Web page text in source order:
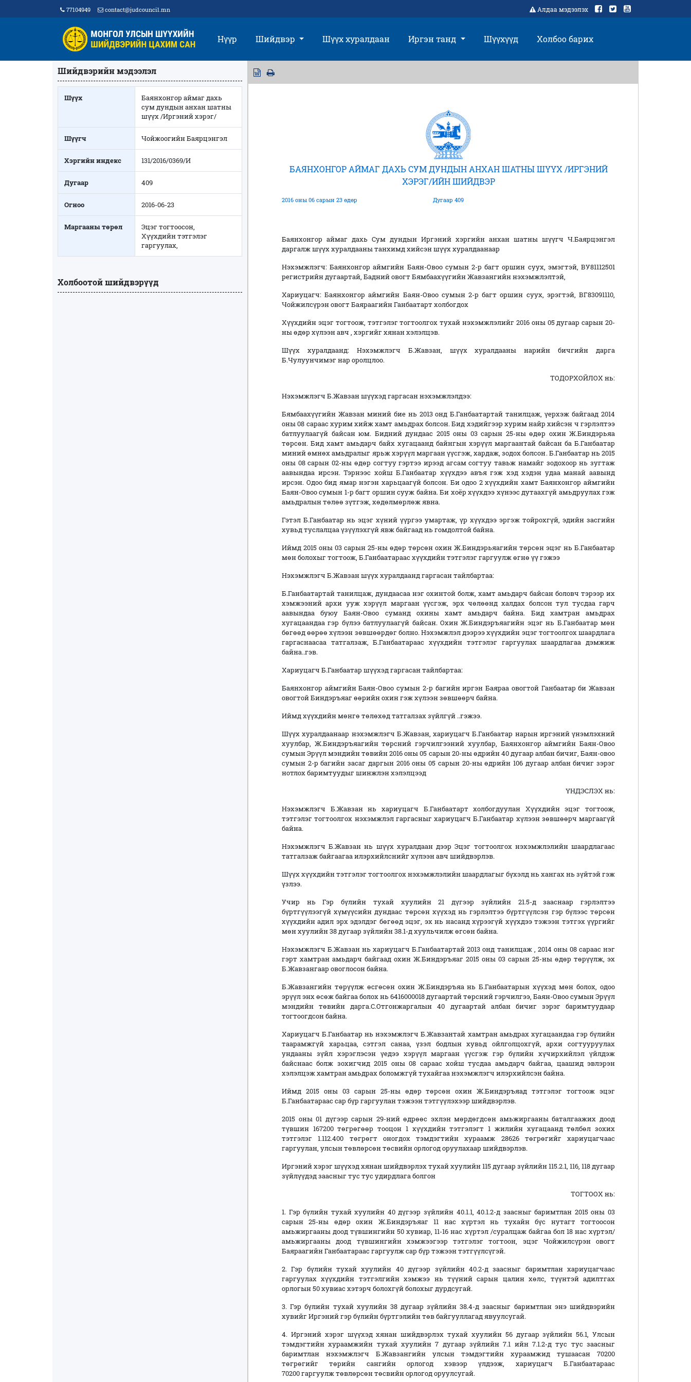
77104949 contact@judcouncil.mn Алдаа мэдээлэх
Нүүр Шийдвэр Шүүх хуралдаан Иргэн танд Шүүхүүд Холбоо барих
Шийдвэрийн мэдээлэл
Шүүх
Баянхонгор аймаг дахь
сум дундын анхан шатны
шүүх /Иргэний хэрэг/
Шүүгч Чойжоогийн Баярцэнгэл
Хэргийн индекс 131/2016/0369/И
Дугаар 409
Огноо 2016-06-23
Маргааны төрөл
Эцэг тогтоосон,
Хүүхдийн тэтгэлэг
гаргуулах,
Холбоотой шийдвэрүүд
БАЯНХОНГОР АЙМАГ ДАХЬ СУМ ДУНДЫН АНХАН ШАТНЫ ШҮҮХ /ИРГЭНИЙ
ХЭРЭГ/ИЙН ШИЙДВЭР
2016 оны 06 сарын 23 өдөр Дугаар 409
Баянхонгор аймаг дахь Сум дундын Иргэний хэргийн анхан шатны шүүгч Ч.Баярцэнгэл
даргалж шүүх хуралдааны танхимд хийсэн шүүх хуралдаанаар
Нэхэмжлэгч: Баянхонгор аймгийн Баян-Овоо сумын 2-р багт оршин суух, эмэгтэй, ВУ81112501
регистрийн дугаартай, Бадний овогт Бямбаахүүгийн Жавзангийн нэхэмжлэлтэй,
Хариуцагч: Баянхонгор аймгийн Баян-Овоо сумын 2-р багт оршин суух, эрэгтэй, ВГ83091110,
Чойжилсүрэн овогт Баяраагийн Ганбаатарт холбогдох
Хүүхдийн эцэг тогтоож, тэтгэлэг тогтоолгох тухай нэхэмжлэлийг 2016 оны 05 дугаар сарын 20-
ны өдөр хүлээн авч , хэргийг хянан хэлэлцэв.
Шүүх хуралдаанд: Нэхэмжлэгч Б.Жавзан, шүүх хуралдааны нарийн бичгийн дарга
Б.Чулуунчимэг нар оролцлоо.
ТОДОРХОЙЛОХ нь:
Нэхэмжлэгч Б.Жавзан шүүхэд гаргасан нэхэмжлэлдээ:
Бямбаахүүгийн Жавзан миний бие нь 2013 онд Б.Ганбаатартай танилцаж, үерхэж байгаад 2014
оны 08 сараас хурим хийж хамт амьдрах болсон. Бид хэдийгээр хурим найр хийсэн ч гэрлэлтээ
батлуулаагүй байсан юм. Бидний дундаас 2015 оны 03 сарын 25-ны өдөр охин Ж.Биндэрьяа
төрсөн. Бид хамт амьдарч байх хугацаанд байнгын хэрүүл маргаантай байсан ба Б.Ганбаатар
миний өмнөх амьдралыг ярьж хэрүүл маргаан үүсгэж, хардаж, зодох болсон. Б.Ганбаатар нь 2015
оны 08 сарын 02-ны өдөр согтуу гэртээ ирээд агсам согтуу тавьж намайг зодохоор нь зугтаж
аавындаа ирсэн. Тэрнээс хойш Б.Ганбаатар хүүхдээ авъя гэж хэд хэдэн удаа манай аавынд
ирсэн. Одоо бид ямар нэгэн харьцаагүй болсон. Би одоо 2 хүүхдийн хамт Баянхонгор аймгийн
Баян-Овоо сумын 1-р багт оршин сууж байна. Би хоёр хүүхдээ хүнээс дутаахгүй амьдруулах гэж
амьдралын төлөө зүтгэж, хөдөлмөрлөж явна.
Гэтэл Б.Ганбаатар нь эцэг хүний үүргээ умартаж, үр хүүхдээ эргэж тойрохгүй, эдийн засгийн
хувьд туслалцаа үзүүлэхгүй явж байгаад нь гомдолтой байна.
Иймд 2015 оны 03 сарын 25-ны өдөр төрсөн охин Ж.Биндэрьяагийн төрсөн эцэг нь Б.Ганбаатар
мөн болохыг тогтоож, Б.Ганбаатараас хүүхдийн тэтгэлэг гаргуулж өгнө үү гэжээ
Нэхэмжлэгч Б.Жавзан шүүх хуралдаанд гаргасан тайлбартаа:
Б.Ганбаатартай танилцаж, дундаасаа нэг охинтой болж, хамт амьдарч байсан боловч тэрээр их
хэмжээний архи ууж хэрүүл маргаан үүсгэж, эрх чөлөөнд халдах болсон тул тусдаа гарч
аавындаа буюу Баян-Овоо суманд охины хамт амьдарч байна. Бид хамтран амьдрах
хугацаандаа гэр бүлээ батлуулаагүй байсан. Охин Ж.Биндэръяагийн эцэг нь Б.Ганбаатар мөн
бөгөөд өөрөө хүлээн зөвшөөрдөг болно. Нэхэмжлэл дээрээ хүүхдийн эцэг тогтоолгох шаардлага
гаргаснаасаа татгалзаж, Б.Ганбаатараас хүүхдийн тэтгэлэг гаргуулах шаардлагаа дэмжиж
байна..гэв.
Хариуцагч Б.Ганбаатар шүүхэд гаргасан тайлбартаа:
Баянхонгор аймгийн Баян-Овоо сумын 2-р багийн иргэн Баяраа овогтой Ганбаатар би Жавзан
овогтой Биндэръяаг өөрийн охин гэж хүлээн зөвшөөрч байна.
Иймд хүүхдийн мөнгө төлөхөд татгалзах зүйлгүй ..гэжээ.
Шүүх хуралдаанаар нэхэмжлэгч Б.Жавзан, хариуцагч Б.Ганбаатар нарын иргэний үнэмлэхний
хуулбар, Ж.Биндэръяагийн төрсний гэрчилгээний хуулбар, Баянхонгор аймгийн Баян-Овоо
сумын Эрүүл мэндийн төвийн 2016 оны 05 сарын 20-ны өдрийн 40 дугаар албан бичиг, Баян-овоо
сумын 2-р багийн засаг даргын 2016 оны 05 сарын 20-ны өдрийн 106 дугаар албан бичиг зэрэг
нотлох баримтуудыг шинжлэн хэлэлцээд
ҮНДЭСЛЭХ нь:
Нэхэмжлэгч Б.Жавзан нь хариуцагч Б.Ганбаатарт холбогдуулан Хүүхдийн эцэг тогтоож,
тэтгэлэг тогтоолгох нэхэмжлэл гаргасныг хариуцагч Б.Ганбаатар хүлээн зөвшөөрч маргаагүй
байна.
Нэхэмжлэгч Б.Жавзан нь шүүх хуралдаан дээр Эцэг тогтоолгох нэхэмжлэлийн шаардлагаас
татгалзаж байгаагаа илэрхийлснийг хүлээн авч шийдвэрлэв.
Шүүх хүүхдийн тэтгэлэг тогтоолгох нэхэмжлэлийн шаардлагыг бүхэлд нь хангах нь зүйтэй гэж
үзлээ.
Учир нь Гэр бүлийн тухай хуулийн 21 дүгээр зүйлийн 21.5-д зааснаар гэрлэлтээ
бүртгүүлээгүй хүмүүсийн дундаас төрсөн хүүхэд нь гэрлэлтээ бүртгүүлсэн гэр бүлээс төрсөн
хүүхдийн адил эрх эдэлдэг бөгөөд эцэг, эх нь насанд хүрээгүй хүүхдээ тэжээн тэтгэх үүргийг
мөн хуулийн 38 дугаар зүйлийн 38.1-д хуульчилж өгсөн байна.
Нэхэмжлэгч Б.Жавзан нь хариуцагч Б.Ганбаатартай 2013 онд танилцаж , 2014 оны 08 сараас нэг
гэрт хамтран амьдарч байгаад охин Ж.Биндэръяаг 2015 оны 03 сарын 25-ны өдөр төрүүлж, эх
Б.Жавзангаар овоглосон байна.
Б.Жавзангийн төрүүлж өсгөсөн охин Ж.Биндэръяа нь Б.Ганбаатарын хүүхэд мөн болох, одоо
эрүүл энх өсөж байгаа болох нь 6416000018 дугаартай төрсний гэрчилгээ, Баян-Овоо сумын Эрүүл
мэндийн төвийн дарга.С.Отгонжаргалын 40 дугаартай албан бичиг зэрэг баримтуудаар
тогтоогдсон байна.
Хариуцагч Б.Ганбаатар нь нэхэмжлэгч Б.Жавзантай хамтран амьдрах хугацаандаа гэр бүлийн
таарамжгүй харьцаа, сэтгэл санаа, үзэл бодлын хувьд ойлголцохгүй, архи согтууруулах
ундааны зүйл хэрэглэсэн үедээ хэрүүл маргаан үүсгэж гэр бүлийн хүчирхийлэл үйлдэж
байснаас болж зохигчид 2015 оны 08 сараас хойш тусдаа амьдарч байгаа, цаашид эвлэрэн
хэлэлцэж хамтран амьдрах боломжгүй тухайгаа нэхэмжлэгч илэрхийлсэн байна.
Иймд 2015 оны 03 сарын 25-ны өдөр төрсөн охин Ж.Биндэръяад тэтгэлэг тогтоож эцэг
Б.Ганбаатараас сар бүр гаргуулан тэжээн тэтгүүлэхээр шийдвэрлэв.
2015 оны 01 дүгээр сарын 29-ний өдрөөс эхлэн мөрдөгдсөн амьжиргааны баталгаажих доод
түвшин 167200 төгрөгөөр тооцон 1 хүүхдийн тэтгэлэгт 1 жилийн хугацаанд төлбөл зохих
тэтгэлэг 1.112.400 төгрөгт оногдох тэмдэгтийн хураамж 28626 төгрөгийг хариуцагчаас
гаргуулан, улсын төвлөрсөн төсвийн орлогод оруулахаар шийдвэрлэв.
Иргэний хэрэг шүүхэд хянан шийдвэрлэх тухай хуулийн 115 дугаар зүйлийн 115.2.1, 116, 118 дугаар
зүйлүүдэд заасныг тус тус удирдлага болгон
ТОГТООХ нь:
1. Гэр бүлийн тухай хуулийн 40 дүгээр зүйлийн 40.1.1, 40.1.2-д заасныг баримтлан 2015 оны 03
сарын 25-ны өдөр охин Ж.Биндэръяаг 11 нас хүртэл нь тухайн бүс нутагт тогтоосон
амьжиргааны доод түвшингийн 50 хувиар, 11-16 нас хүртэл /суралцаж байгаа бол 18 нас хүртэл/
амьжиргааны доод түвшингийн хэмжээгээр тэтгэлэг тогтоон, эцэг Чойжилсүрэн овогт
Баяраагийн Ганбаатараас гаргуулж сар бүр тэжээн тэтгүүлсүгэй.
2. Гэр бүлийн тухай хуулийн 40 дүгээр зүйлийн 40.2-д заасныг баримтлан хариуцагчаас
гаргуулах хүүхдийн тэтгэлгийн хэмжээ нь түүний сарын цалин хөлс, түүнтэй адилтгах
орлогын 50 хувиас хэтэрч болохгүй болохыг дурдсугай.
3. Гэр бүлийн тухай хуулийн 38 дугаар зүйлийн 38.4-д заасныг баримтлан энэ шийдвэрийн
хувийг Иргэний гэр бүлийн бүртгэлийн төв байгууллагад явуулсугай.
4. Иргэний хэрэг шүүхэд хянан шийдвэрлэх тухай хуулийн 56 дугаар зүйлийн 56.1, Улсын
тэмдэгтийн хураамжийн тухай хуулийн 7 дугаар зүйлийн 7.1 ийн 7.1.2-д тус тус заасныг
баримтлан нэхэмжлэгч Б.Жавзангийн улсын тэмдэгтийн хураамжид тушаасан 70200
төгрөгийг төрийн сангийн орлогод хэвээр үлдээж, хариуцагч Б.Ганбаатараас
70200 гаргуулж төвлөрсөн төсвийн орлогод оруулсугай.